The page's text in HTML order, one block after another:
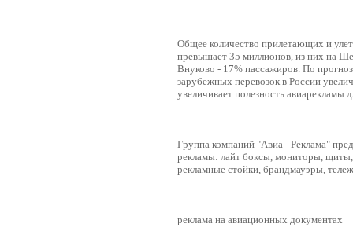
Общее количество прилетающих и
превышает 35 миллионов, из них на
Внуково - 17% пассажиров. По
зарубежных перевозок в России
увеличивает полезность
Группа компаний "Авиа - Реклама"
рекламы: лайт боксы, мониторы,
рекламные стойки, брандмауэры,
реклама на авиационных документах